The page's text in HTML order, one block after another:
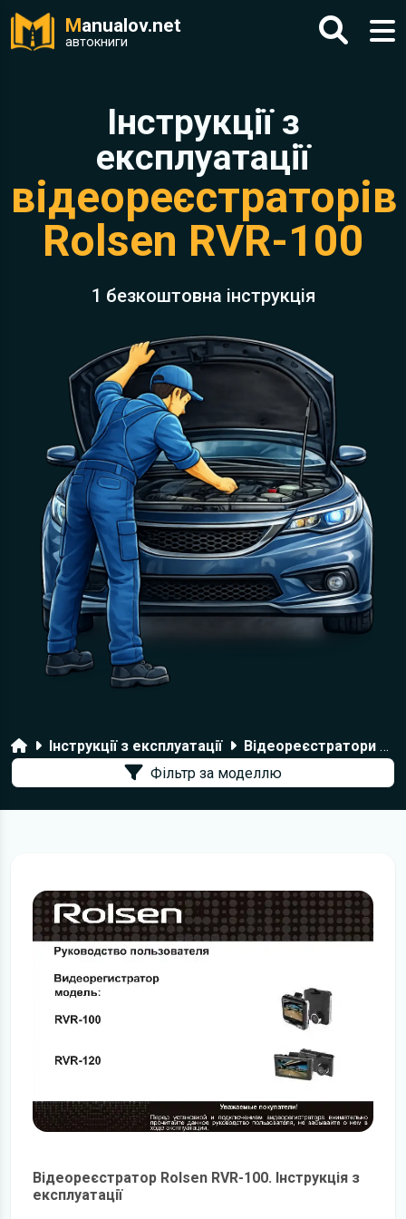
Manualov.net
автокниги
Інструкції з
експлуатації
відеореєстраторів
Rolsen RVR-100
1 безкоштовна інструкція
ГоловнаІнструкції з експлуатації
Відеореєстратори Rolsen
Фільтр за моделлю
Відеореєстратор Rolsen RVR-100. Інструкція з
експлуатації